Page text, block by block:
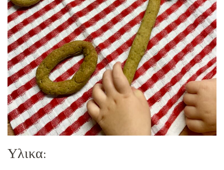
Υλικα: